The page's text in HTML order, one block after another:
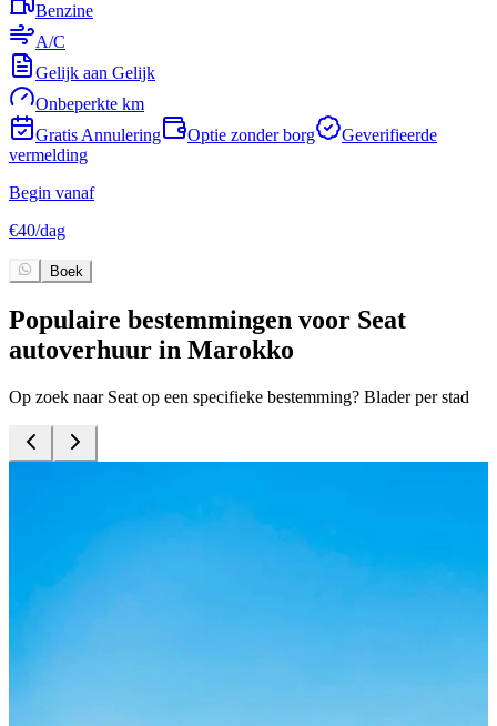
Benzine
A/C
Gelijk aan Gelijk
Onbeperkte km
Gratis Annulering
Optie zonder borg
Geverifieerde
vermelding
Begin vanaf
€40/dag
Boek
Populaire bestemmingen voor Seat
autoverhuur in Marokko
Op zoek naar Seat op een specifieke bestemming? Blader per stad